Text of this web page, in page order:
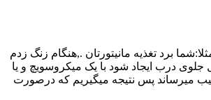
برد تغذیه مانیتورتان .,هنگام زنگ زدم
درب ایجاد شود با یک میکروسویچ و یا
میرساند پس نتیجه میگیریم که درصورت